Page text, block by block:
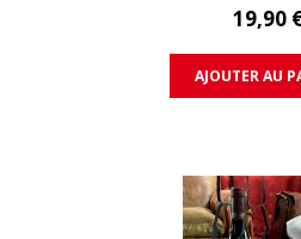
19,90
AJOUTER AU